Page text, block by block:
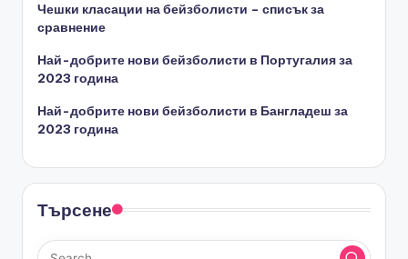
Чешки класации на бейзболисти – списък за
сравнение
Най-добрите нови бейзболисти в Португалия за
2023 година
Най-добрите нови бейзболисти в Бангладеш за
2023 година
Търсене